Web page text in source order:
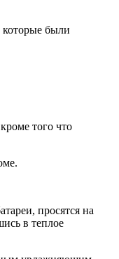
которые были
того что
просятся на
в теплое